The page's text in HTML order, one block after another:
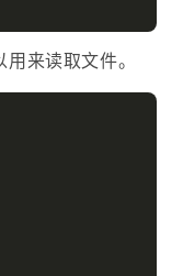
来读取文件。